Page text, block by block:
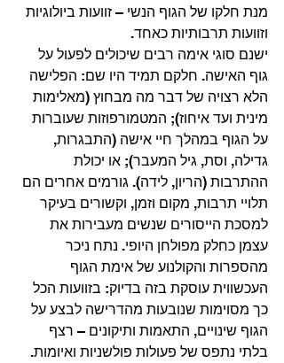
מנת חלקו של הגוף הנשי – זוועות ביולוגיות
וזוועות תרבותיות כאחד.
ישנם סוגי אימה רבים שיכולים לפעול על
גוף האישה. חלקם תמיד היו שם: הפלישה
הלא רצויה של דבר מה מבחוץ (מאלימות
מינית ועד איחוז); המטמורפוזות שעוברות
על הגוף במהלך חיי אישה (התבגרות,
גדילה, וסת, גיל המעבר); או יכולת
ההתרבות (הריון, לידה). גורמים אחרים הם
תלויי תרבות, מקום וזמן, וקשורים בעיקר
למסכת הייסורים שנשים מעבירות את
עצמן כחלק מפולחן היופי. נתח ניכר
מהספרות והקולנוע של אימת הגוף
העכשווית עוסקת בזה בדיוק: בזוועות הכל
כך מסוימות שנובעות מהדרישה לבצע על
הגוף שינויים, התאמות ותיקונים – רצף
בלתי נתפס של פעולות פולשניות ואיומות.